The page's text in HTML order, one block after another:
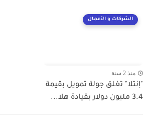
الشركات و الأعمال
منذ 2 سنة
"إنتلا" تغلق جولة تمويل بقيمة
3.4 مليون دولار بقيادة هلا...